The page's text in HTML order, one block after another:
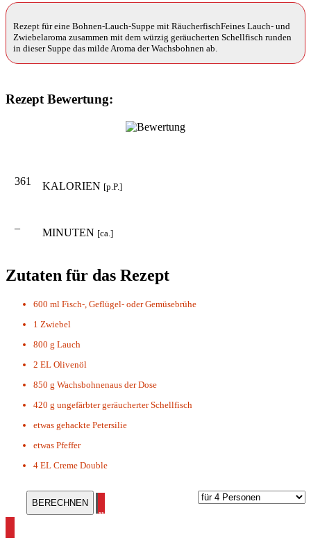
Rezept für eine Bohnen-Lauch-Suppe mit RäucherfischFeines Lauch- und
Zwiebelaroma zusammen mit dem würzig geräucherten Schellfisch runden
in dieser Suppe das milde Aroma der Wachsbohnen ab.
Rezept Bewertung:
361 KALORIEN [p.P.]
– MINUTEN [ca.]
Zutaten für das Rezept
600 ml Fisch-, Geflügel- oder Gemüsebrühe
1 Zwiebel
800 g Lauch
2 EL Olivenöl
850 g Wachsbohnenaus der Dose
420 g ungefärbter geräucherter Schellfisch
etwas gehackte Petersilie
etwas Pfeffer
4 EL Creme Double
alle Räucherfisch Rezepte ansehen